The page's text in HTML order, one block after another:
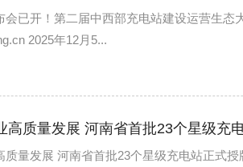
会已开！第二届中西部充电站建设运营生态
2025年12月5...
高质量发展 河南省首批23个星级充
质量发展 河南省首批23个星级充电站正式